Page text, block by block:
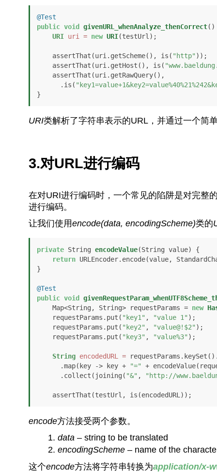
@Test
public void givenURL_whenAnalyze_thenCorrect()
URI uri = new URI(testUrl);
    assertThat(uri.getScheme(), is(
"http" ));
    assertThat(uri.getHost(), is(
      .is(
}
URI类解析了字符串表示的URL，并通过一个简
3.对URL进行编码
在对URI进行编码时，一个常见的陷阱是对完整
进行编码。
让我们使用encode(data, encodingScheme)类的
private String encodeValue(String value)
{
return URLEncoder.encode(value,
}
@Test
public void
    Map<String, String> requestParams =
new
    requestParams.put(
"key1" , "value 1" );
    requestParams.put(
"key2" , "value@!$2" );
    requestParams.put(
"key3" , "value%3" );
String encodedURL =
      .map(key -> key +
"="
+
      .collect(joining(
"&" , "http://
encode方法接受两个参数。
data – string to be translated
encodingScheme– name of the
这个encode方法将字符串转换为application/x-